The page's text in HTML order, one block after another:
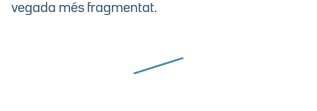
vegada més fragmentat.